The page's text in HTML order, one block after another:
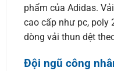
phẩm của Adidas.
cao cấp như pc, poly
dòng vải thun dệt
Đội ngũ công